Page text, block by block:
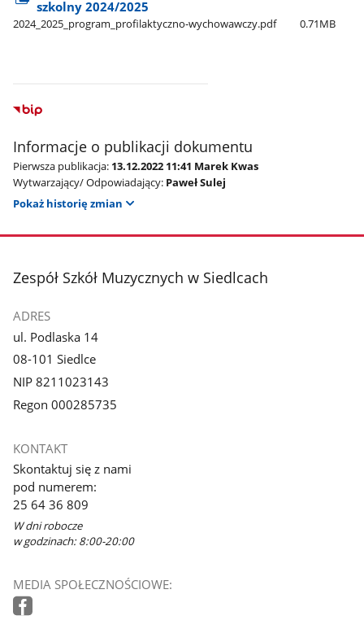
szkolny 2024/2025
2024​​_2025​_program​​​_profilaktyczno-wychowawczy.pdf 0.71MB
Informacje o publikacji dokumentu
Pierwsza publikacja: 13.12.2022 11:41 Marek Kwas
Wytwarzający/ Odpowiadający: Paweł Sulej
Pokaż historię zmian
stopka
Zespół Szkół Muzycznych w Siedlcach
ADRES
ul. Podlaska 14
08-101 Siedlce
NIP 8211023143
Regon 000285735
KONTAKT
Skontaktuj się z nami
pod numerem:
25 64 36 809
W dni robocze
w godzinach: 8:00-20:00
MEDIA SPOŁECZNOŚCIOWE: